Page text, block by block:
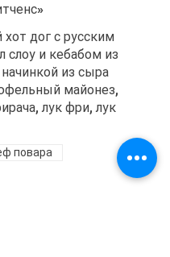
дог с русским
слоу и кебабом из
из сыра
майонез,
лук фри, лук
повара